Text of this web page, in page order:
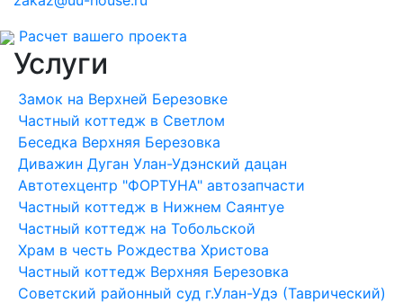
Расчет вашего проекта
Услуги
Замок на Верхней Березовке
Частный коттедж в Светлом
Беседка Верхняя Березовка
Диважин Дуган Улан-Удэнский дацан
Автотехцентр "ФОРТУНА" автозапчасти
Частный коттедж в Нижнем Саянтуе
Частный коттедж на Тобольской
Храм в честь Рождества Христова
Частный коттедж Верхняя Березовка
Советский районный суд г.Улан-Удэ (Таврический)